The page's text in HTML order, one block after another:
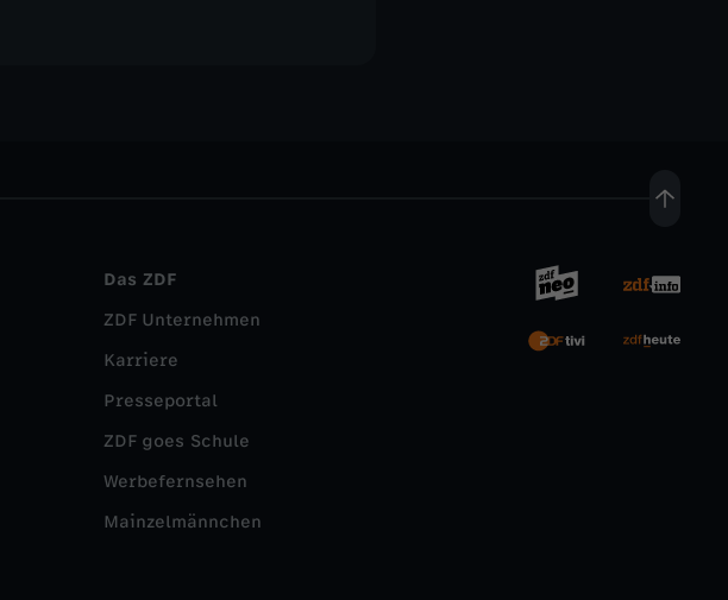
Das ZDF
ZDF Unternehmen
Karriere
Presseportal
ZDF goes Schule
Werbefernsehen
Mainzelmännchen